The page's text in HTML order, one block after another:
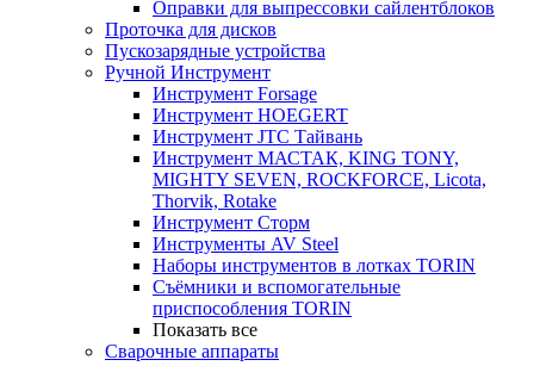
Оправки для выпрессовки сайлентблоков
Проточка для дисков
Пускозарядные устройства
Ручной Инструмент
Инструмент Forsage
Инструмент HOEGERT
Инструмент JTC Тайвань
Инструмент МАСТАК, KING TONY,
MIGHTY SEVEN, ROCKFORCE, Licota,
Thorvik, Rotake
Инструмент Сторм
Инструменты AV Steel
Наборы инструментов в лотках TORIN
Съёмники и вспомогательные
приспособления TORIN
Показать все
Сварочные аппараты